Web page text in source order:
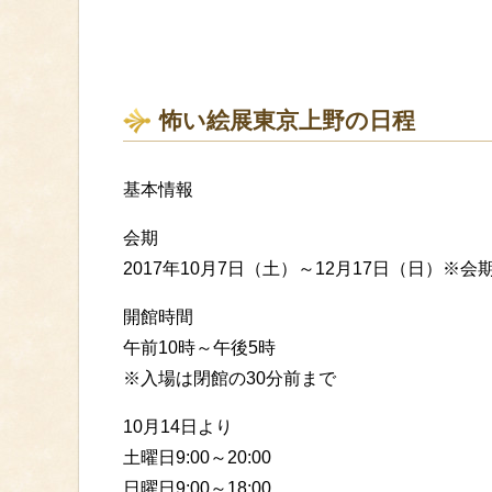
怖い絵展東京上野の日程
基本情報
会期
2017年10月7日（土）～12月17日（日）※会
開館時間
午前10時～午後5時
※入場は閉館の30分前まで
10月14日より
土曜日9:00～20:00